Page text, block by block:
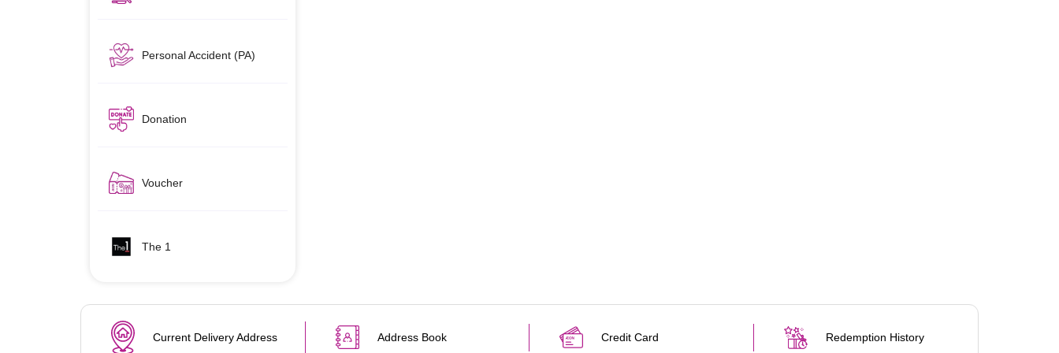
Personal Accident (PA)
Donation
Voucher
The 1
Current Delivery Address Address Book Credit Card Redemption History